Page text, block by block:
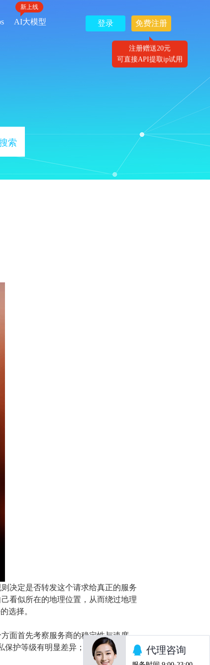
新上线
AI大模型 登录
注册赠送20元
可直接API提取ip试用
免费注册
索
决定是否转发这个请求给真正的服务
看似所在的地理位置，从而绕过地理
选择。
面首先考察服务商的稳定性与速度，
保护等级有明显差异；后不要忽视价格